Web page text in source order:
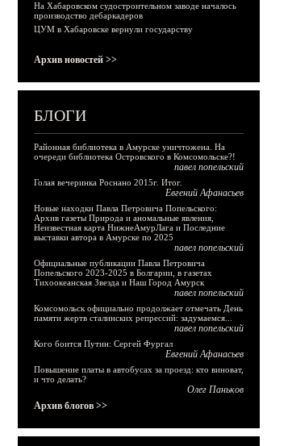
На Хабаровском судостроительном заводе началось
производство дебаркадеров
ЦУМ в Хабаровске вернули государству
Архив новостей >>
БЛОГИ
Районная библиотека в Амурске уничтожена. На
очереди библиотека Островского в Комсомольске?!
павел попельский
Голая вечеринка Роснано 2015г. Итог.
Евгений Афанасьев
Новые находки Павла Петровича Попельского:
Архив газеты Природа и аномальные явления,
Неизвестная карта НижнеАмурЛага и Последние
выставки автора в Амурске по 2025
павел попельский
Официальные публикации Павла Петровича
Попельского 2023-2025 в Болгарии, в газетах
Тихоокеанская Звезда и Наш Город Амурск
павел попельский
Комсомольск официально продолжает отмечать День
памяти жертв сталинских репрессий: задумаемся...
павел попельский
Кого боится Путин: Сергей Фургал
Евгений Афанасьев
Повышение платы в автобусах за проезд: кто виноват,
и что делать?
Олег Паньков
Архив блогов >>